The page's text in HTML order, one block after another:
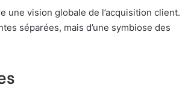
une vision globale de l’acquisition client.
séparées, mais d’une symbiose des